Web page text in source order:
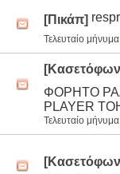
[Πικάπ]
Τελευταίο μήνυμα
ΦΟΡΗΤΟ
PLAYER
Τελευταίο μήνυμα